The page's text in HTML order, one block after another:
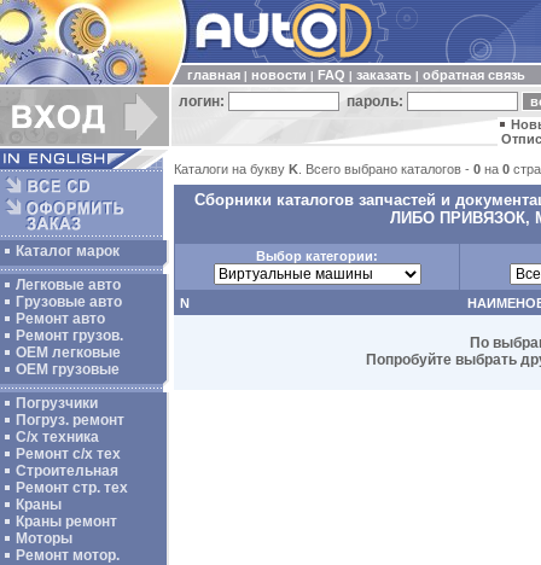
главная новости FAQ заказать обратная связь
логин: пароль:
Каталог марок
Легковые авто
Грузовые авто
Ремонт авто
Ремонт грузов.
ОЕМ легковые
OEM грузовые
Погрузчики
Погруз. ремонт
С/х техника
Ремонт с/х тех
Строительная
Ремонт стр. тех
Краны
Краны ремонт
Моторы
Ремонт мотор.
Каталоги на букву K . Всего выбрано каталогов - 0 на 0
Сборники каталогов запчастей и
ЛИБО ПРИВЯЗОК,
Выбор категории:
N
По
Попробуйте выбрать